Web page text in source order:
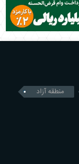
منطقه آزاد